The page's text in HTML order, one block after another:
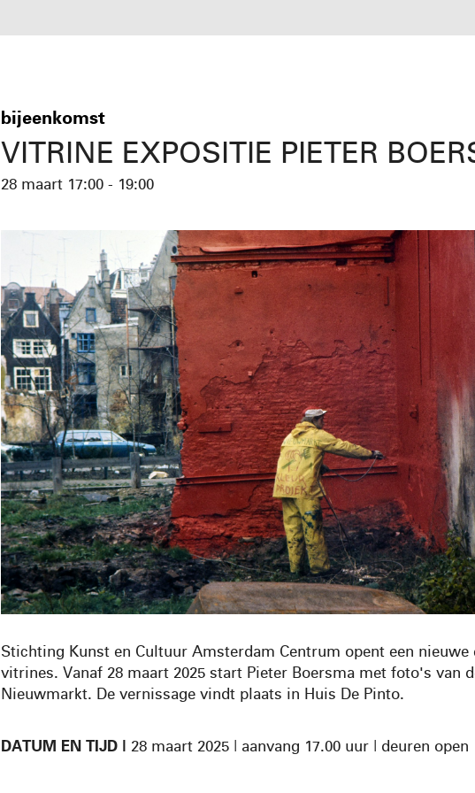
bijeenkomst
VITRINE EXPOSITIE PIETER
28 maart 17:00 - 19:00
Stichting Kunst en Cultuur Amsterdam Centrum opent een nieuwe
vitrines. Vanaf 28 maart 2025 start Pieter Boersma met foto's van
Nieuwmarkt. De vernissage vindt plaats in Huis De Pinto.
DATUM EN TIJD | 28 maart 2025 | aanvang 17.00 uur | deuren open